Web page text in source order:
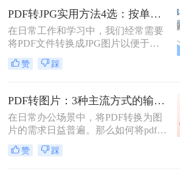
活地编辑、分享或用于其他特殊用
途。那么pdf转图片怎么转免费呢？以
下将详细介绍几种免费将PDF转换为
图片的方法，帮助用户轻松实现格式
转换。
PDF转JPG实用方法4选：按单页/多页/批量场景分别推荐！
在日常工作和学习中，我们经常需要
将PDF文件转换成JPG图片以便于浏
览、分享或编辑。PDF（Portable
Document Format）作为一种文档格
保护机制著称，但在某些情况下，我
们更希望将其转换为JPG（Joint
Photographic Experts Group）格式的图
片文件。那么如何把pdf怎么转换成
jpg图片呢？本文将介绍几种实用的方
法，帮助您轻松实现PDF到JPG的转
赞 踩
PDF转图片：3种主流方式的输出分辨率和文件体积实测！
在日常办公场景中，将PDF转换为图
片的需求日益普遍。那么如何将pdf转
换成图片呢？本文精选三种主流方
法，助您高效完成格式转换。
赞 踩